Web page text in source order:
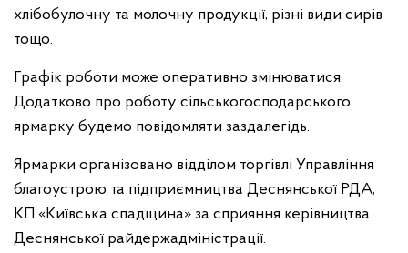
хлібобулочну та молочну продукції, різні види сирів
тощо.
Графік роботи може оперативно змінюватися.
Додатково про роботу сільськогосподарського
ярмарку будемо повідомляти заздалегідь.
Ярмарки організовано відділом торгівлі Управління
благоустрою та підприємництва Деснянської РДА,
КП «Київська спадщина» за сприяння керівництва
Деснянської райдержадміністрації.